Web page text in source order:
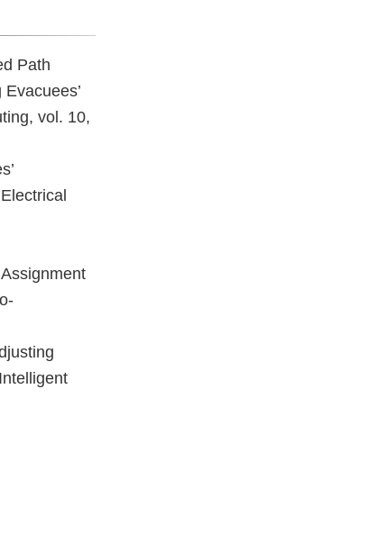
Path
vol. 10,